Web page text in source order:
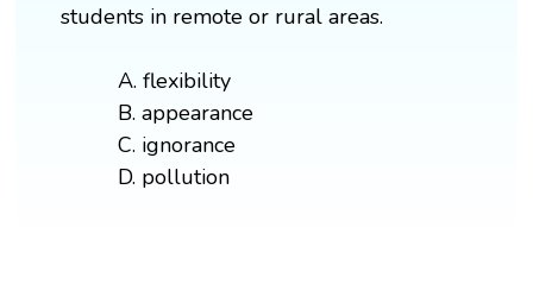
students in remote or rural areas.
A. flexibility
B. appearance
C. ignorance
D. pollution